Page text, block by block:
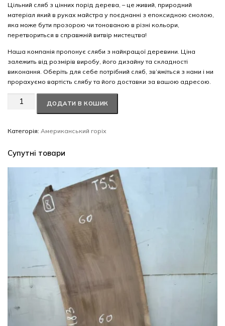
Цільний сляб з цінних порід дерева, – це живий, природний
матеріал який в руках майстра у поєднанні з епоксидною смолою,
яка може бути прозорою чи тонованою в різні кольори,
перетвориться в справжній витвір мистецтва!
Наша компанія пропонує сляби з найкращої деревини. Ціна
залежить від розмірів виробу, його дизайну та складності
виконання. Оберіть для себе потрібний сляб, зв’яжіться з нами і ми
прорахуємо вартість слябу та його доставки за вашою адресою.
Американський
кількість
ДОДАТИ В КОШИК
Категорія: Американський горіх
Супутні товари